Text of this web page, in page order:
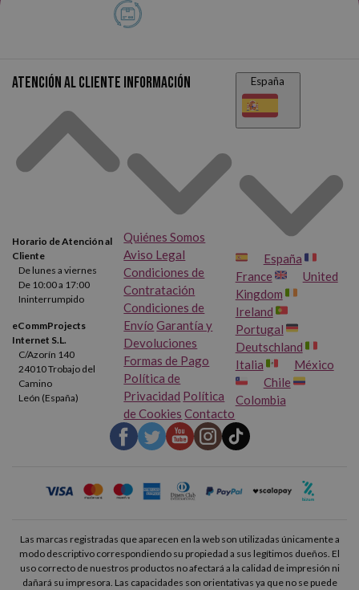
Atención al cliente
Horario de Atención al
Cliente
De lunes a viernes
De 10:00 a 17:00
Ininterrumpido
eCommProjects
Internet S.L.
C/Azorín 140
24010 Trobajo del
Camino
León (España)
Información
Quiénes Somos
Aviso Legal
Condiciones de
Contratación
Condiciones de
Envío Garantía y
Devoluciones
Formas de Pago
Política de
Privacidad Política
de Cookies Contacto
España
España
France
United
Kingdom
Ireland
Portugal
Deutschland
Italia
México
Chile
Colombia
Las marcas registradas que aparecen en la web son utilizadas únicamente a
modo descriptivo correspondiendo su propiedad a sus legítimos dueños. El
uso correcto de nuestros productos no afectará a la calidad de impresión ni
dañará su impresora. Las capacidades son orientativas ya que no se puede